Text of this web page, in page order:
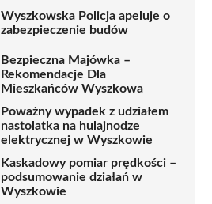
Wyszkowska Policja apeluje o
zabezpieczenie budów
Bezpieczna Majówka –
Rekomendacje Dla
Mieszkańców Wyszkowa
Poważny wypadek z udziałem
nastolatka na hulajnodze
elektrycznej w Wyszkowie
Kaskadowy pomiar prędkości –
podsumowanie działań w
Wyszkowie